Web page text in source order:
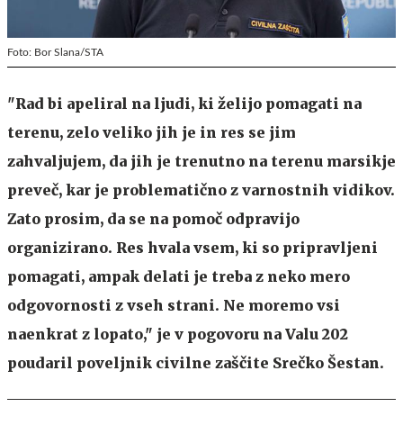
Foto: Bor Slana/STA
"Rad bi apeliral na ljudi, ki želijo pomagati na
terenu, zelo veliko jih je in res se jim
zahvaljujem, da jih je trenutno na terenu marsikje
preveč, kar je problematično z varnostnih vidikov.
Zato prosim, da se na pomoč odpravijo
organizirano. Res hvala vsem, ki so pripravljeni
pomagati, ampak delati je treba z neko mero
odgovornosti z vseh strani. Ne moremo vsi
naenkrat z lopato," je v pogovoru na Valu 202
poudaril poveljnik civilne zaščite Srečko Šestan.